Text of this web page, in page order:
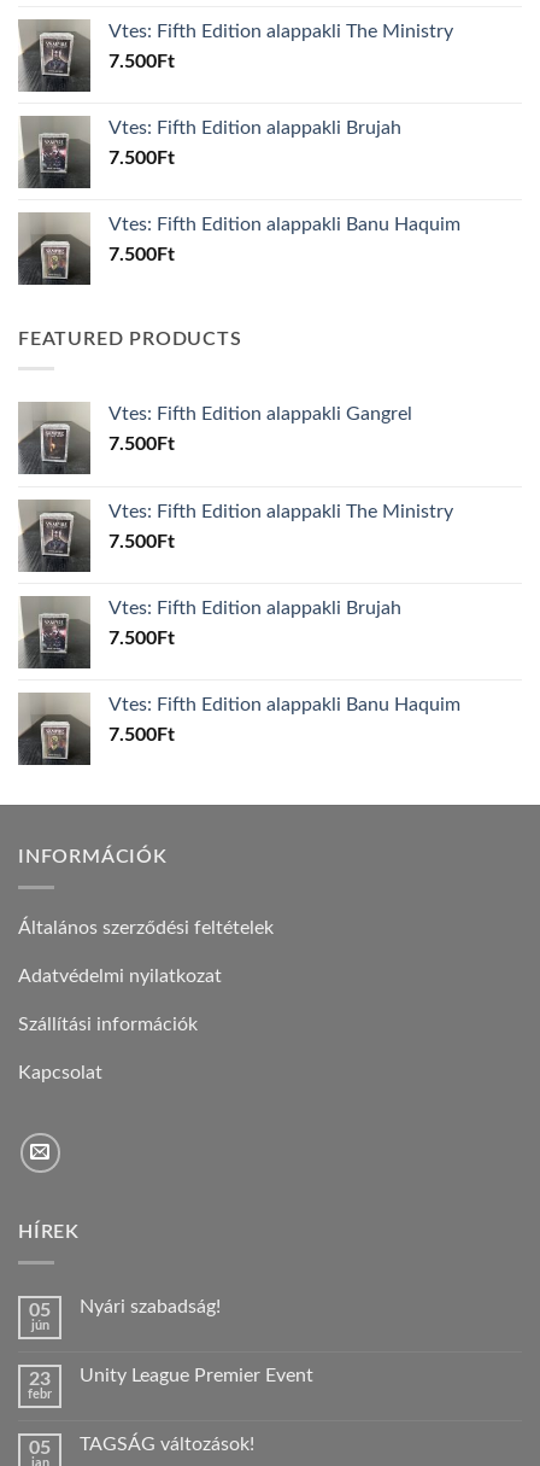
Vtes: Fifth Edition alappakli The Ministry
7.500Ft
Vtes: Fifth Edition alappakli Brujah
7.500Ft
Vtes: Fifth Edition alappakli Banu Haquim
7.500Ft
FEATURED PRODUCTS
Vtes: Fifth Edition alappakli Gangrel
7.500Ft
Vtes: Fifth Edition alappakli The Ministry
7.500Ft
Vtes: Fifth Edition alappakli Brujah
7.500Ft
Vtes: Fifth Edition alappakli Banu Haquim
7.500Ft
INFORMÁCIÓK
Általános szerződési feltételek
Adatvédelmi nyilatkozat
Szállítási információk
Kapcsolat
HÍREK
05
jún
Nyári szabadság!
Nyári
23
febr
Unity League Premier Event
Unity
05
jan
TAGSÁG változások!